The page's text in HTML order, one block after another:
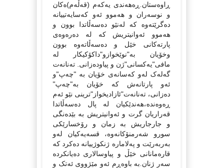
ڕاوه‌ستان.ڕه‌هه‌ندی یه‌که‌م (قه‌ڵه‌م)ه‌کان
و نوسه‌ران و هه‌موو ئه‌و که‌سایه‌تییانه‌
ده‌گرێته‌وه‌ که‌ له‌نێو ده‌سه‌ڵاتدا بوون و
هه‌موو ئه‌وانیتریش که‌ له‌ ده‌ره‌وه‌ی
پارته‌کانی خێل و ده‌سه‌ڵاته‌وه‌ بوون
وخۆیان به‌"نوێخوازو"داکۆکیکار له‌
مافی"یه‌کسانی"ژن و پیاوده‌زانی. ته‌نانه‌ت
گه‌له‌ک له‌و که‌سانه‌ی خۆیان به‌ "چه‌پ"و
ئه‌و پارتانه‌ش که‌ خۆیان به‌"چه‌پ"
ده‌زانی، ته‌نانه‌ت"ئازادیخواز"ترینی نێو ئه‌م
ڕه‌وه‌نده،هه‌ندێکیان له‌ پال ده‌سه‌ڵاتدا
قه‌راریان گرت و ئه‌وانیتریش به‌ بێده‌نگی
و جارجاریش به‌ زمان و رۆخسارێکی
سورو شه‌رمنۆکانه‌وه‌‌، قسه‌یه‌کیان له‌و
به‌ربه‌رێت و په‌لاماره‌ ژنکوژییانه‌ ده‌کرد که‌
قاره‌مانانی خێڵ و پیاوسالاری ده‌یانکرده‌
سه‌ر ژنان.به‌ باوه‌ڕم ئه‌و مێژووی ئه‌تک و